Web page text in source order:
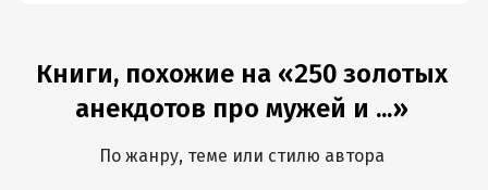
Книги, похожие на «250 золотых
анекдотов про мужей и ...»
По жанру, теме или стилю автора